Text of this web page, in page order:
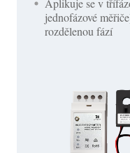
jednofázové
rozdělenou fází